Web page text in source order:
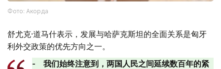
Фото: Акорда
舒尤克·道马什表示，发展与哈萨克斯坦的全面关系是匈牙
利外交政策的优先方向之一。
- 我们始终注意到，两国人民之间延续数百年的紧